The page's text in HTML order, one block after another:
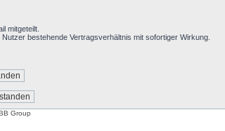
mitgeteilt.
bestehende Vertragsverhältnis mit sofortiger Wirkung.
Group